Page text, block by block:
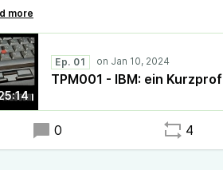
Um zu verstehen, wie es zum
wie "Big Blue" funktioniert.
News zählen zwei Testberichte
G1 AMD.
Ep. 01
TPM001 - IBM: ein
0 4